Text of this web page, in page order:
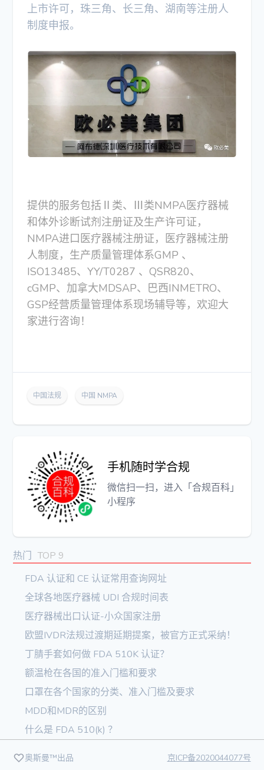
上市许可，珠三角、长三角、湖南等注册人
制度申报。
提供的服务包括Ⅱ类、Ⅲ类NMPA医疗器械
和体外诊断试剂注册证及生产许可证，
NMPA进口医疗器械注册证，医疗器械注册
人制度，生产质量管理体系GMP 、
ISO13485、YY/T0287 、QSR820、
cGMP、加拿大MDSAP、巴西INMETRO、
GSP经营质量管理体系现场辅导等，欢迎大
家进行咨询！
中国法规 中国 NMPA
手机随时学合规
微信扫一扫，进入「合规百科」
小程序
热门 TOP 9
FDA 认证和 CE 认证常用查询网址
全球各地医疗器械 UDI 合规时间表
医疗器械出口认证-小众国家注册
欧盟IVDR法规过渡期延期提案，被官方正式采纳！
丁腈手套如何做 FDA 510K 认证？
额温枪在各国的准入门槛和要求
口罩在各个国家的分类、准入门槛及要求
MDD和MDR的区别
什么是 FDA 510(k) ？
奥斯曼™出品 京ICP备2020044077号